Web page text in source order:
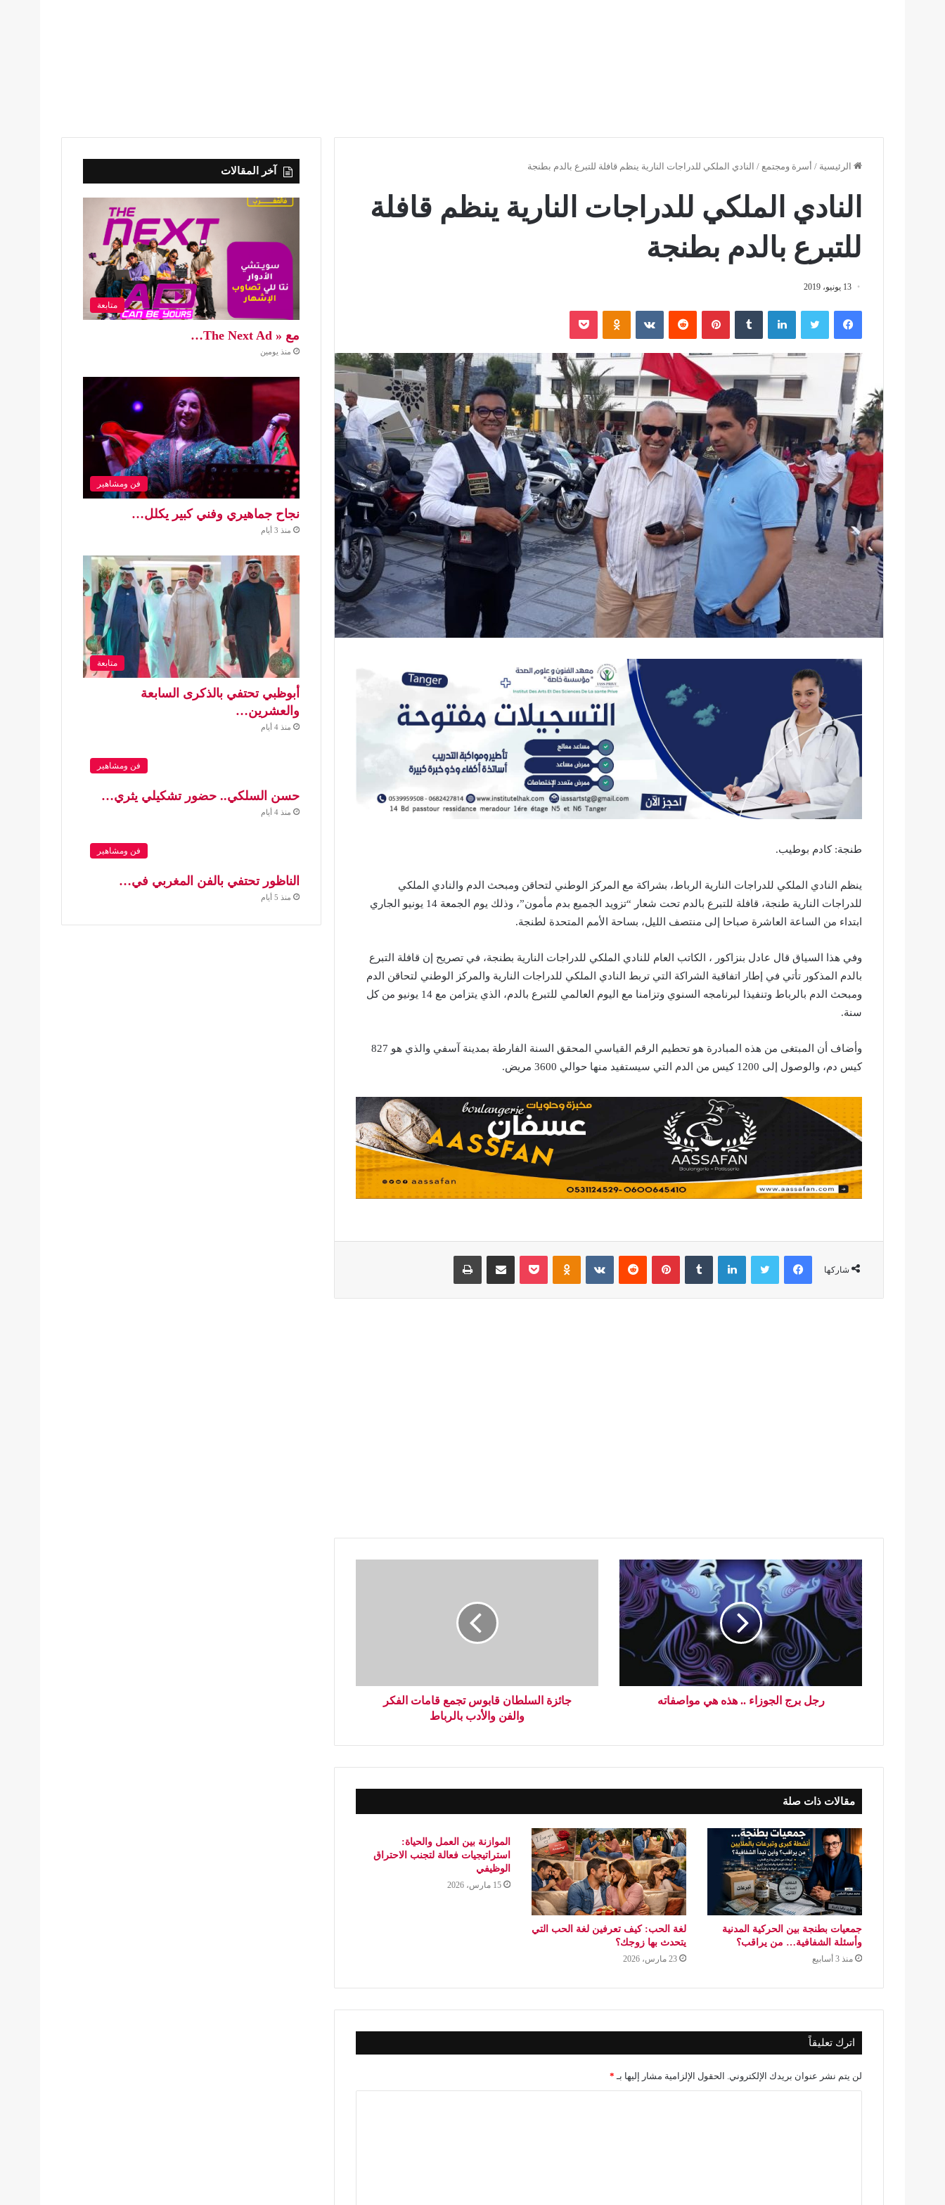
الرئيسية / أسرة ومجتمع / النادي الملكي للدراجات النارية ينظم قافلة للتبرع بالدم بطنجة
النادي الملكي للدراجات النارية ينظم قافلة
للتبرع بالدم بطنجة
13 يونيو، 2019
فيسبوك تويتر لينكدإن بينتيريست Odnoklassniki
بوكيت
طنجة: كادم بوطيب.
ينظم النادي الملكي للدراجات النارية الرباط، بشراكة مع المركز الوطني لتحاقن ومبحث الدم والنادي الملكي
للدراجات النارية طنجة، قافلة للتبرع بالدم تحت شعار “تزويد الجميع بدم مأمون”، وذلك يوم الجمعة 14 يونيو الجاري
ابتداء من الساعة العاشرة صباحا إلى منتصف الليل، بساحة الأمم المتحدة لطنجة.
وفي هذا السياق قال عادل بنزاكور ، الكاتب العام للنادي الملكي للدراجات النارية بطنجة، في تصريح إن قافلة التبرع
بالدم المذكور تأتي في إطار اتفاقية الشراكة التي تربط النادي الملكي للدراجات النارية والمركز الوطني لتحاقن الدم
ومبحث الدم بالرباط وتنفيذا لبرنامجه السنوي وتزامنا مع اليوم العالمي للتبرع بالدم، الذي يتزامن مع 14 يونيو من كل
سنة.
وأضاف أن المبتغى من هذه المبادرة هو تحطيم الرقم القياسي المحقق السنة الفارطة بمدينة آسفي والذي هو 827
كيس دم، والوصول إلى 1200 كيس من الدم التي سيستفيد منها حوالي 3600 مريض.
شاركها
فيسبوك تويتر لينكدإن بينتيريست Odnoklassniki
بوكيت مشاركة عبر البريد طباعة
رجل برج الجوزاء .. هذه هي مواصفاته
جائزة السلطان قابوس تجمع قامات الفكر
والفن والأدب بالرباط
مقالات ذات صلة
جمعيات بطنجة بين الحركية المدنية
وأسئلة الشفافية… من يراقب؟
منذ 3 أسابيع
لغة الحب: كيف تعرفين لغة الحب التي
يتحدث بها زوجك؟
23 مارس، 2026
الموازنة بين العمل والحياة:
استراتيجيات فعالة لتجنب الاحتراق
الوظيفي
15 مارس، 2026
اترك تعليقاً
لن يتم نشر عنوان بريدك الإلكتروني. الحقول الإلزامية مشار إليها بـ *
آخر المقالات
متابعة
مع « The Next Ad…
منذ يومين
فن ومشاهير
نجاح جماهيري وفني كبير يكلل…
منذ 3 أيام
متابعة
أبوظبي تحتفي بالذكرى السابعة
والعشرين…
منذ 4 أيام
فن ومشاهير
حسن السلكي.. حضور تشكيلي يثري…
منذ 4 أيام
فن ومشاهير
الناظور تحتفي بالفن المغربي في…
منذ 5 أيام